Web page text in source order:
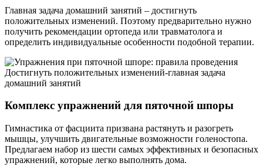
Главная задача домашний занятий – достигнуть
положительных изменений. Поэтому предварительно нужно
получить рекомендации ортопеда или травматолога и
определить индивидуальные особенности подобной терапии.
Достигнуть положительных изменений-главная задача
домашний занятий
Комплекс упражнений для пяточной шпоры
Гимнастика от фасциита призвана растянуть и разогреть
мышцы, улучшить двигательные возможности голеностопа.
Предлагаем набор из шести самых эффективных и безопасных
упражнений, которые легко выполнять дома.